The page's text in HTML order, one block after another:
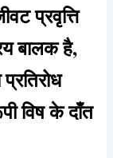
प्रवृत्ति
बालक है,
विष के दाँत